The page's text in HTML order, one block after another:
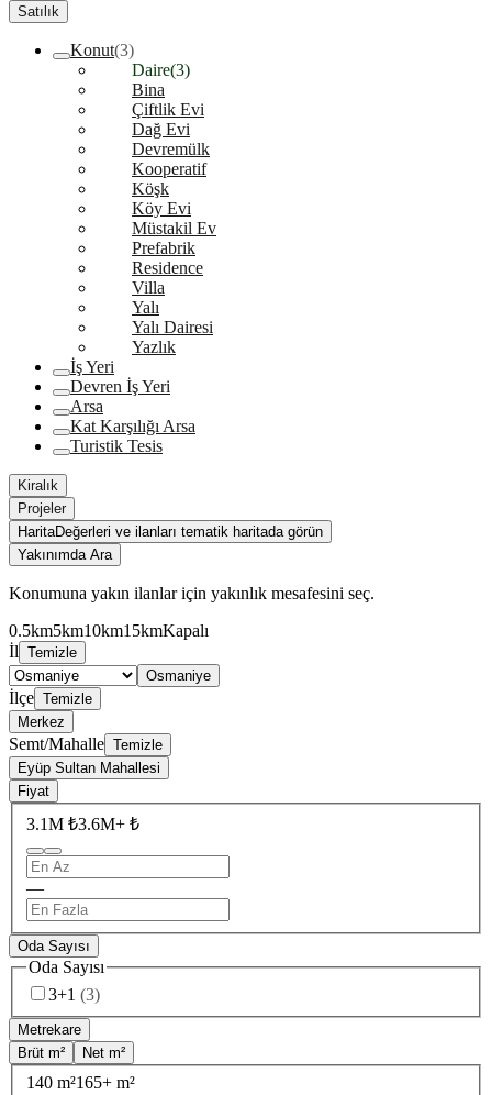
Satılık
Konut(3)
Daire(3)
Bina
Çiftlik Evi
Dağ Evi
Devremülk
Kooperatif
Köşk
Köy Evi
Müstakil Ev
Prefabrik
Residence
Villa
Yalı
Yalı Dairesi
Yazlık
İş Yeri
Devren İş Yeri
Arsa
Kat Karşılığı Arsa
Turistik Tesis
Kiralık
Projeler
HaritaDeğerleri ve ilanları tematik haritada görün
Yakınımda Ara
Konumuna yakın ilanlar için yakınlık mesafesini seç.
0.5km5km10km15kmKapalı
İl Temizle
Osmaniye
İlçe Temizle
Merkez
Semt/Mahalle Temizle
Eyüp Sultan Mahallesi
Fiyat
3.1M ₺3.6M+ ₺
—
Oda Sayısı
Oda Sayısı
3+1 (3)
Metrekare
Brüt m²
Net m²
140 m²165+ m²